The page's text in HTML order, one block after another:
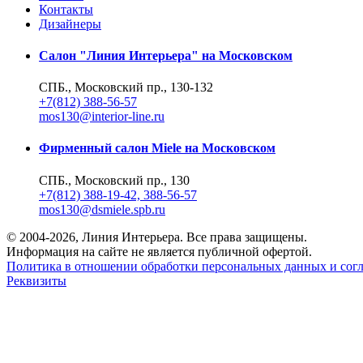
Контакты
Дизайнеры
Салон "Линия Интерьера" на Московском
СПБ., Московский пр., 130-132
+7(812) 388-56-57
mos130@interior-line.ru
Фирменный салон Miele на Московском
СПБ., Московский пр., 130
+7(812) 388-19-42, 388-56-57
mos130@dsmiele.spb.ru
© 2004-2026, Линия Интерьера. Все права защищены.
Информация на сайте не является публичной офертой.
Политика в отношении обработки персональных данных и
Реквизиты